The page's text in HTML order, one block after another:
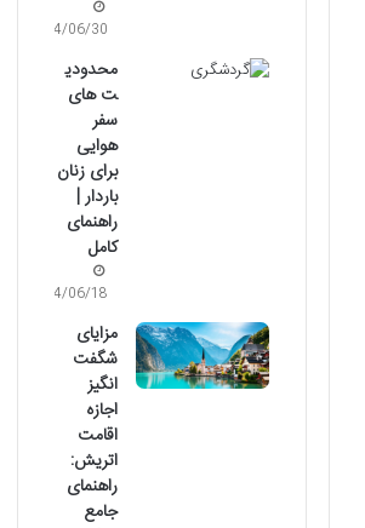
04/06/30
محدودی
ت های
سفر
هوایی
برای زنان
باردار |
راهنمای
کامل
04/06/18
مزایای
شگفت
انگیز
اجازه
اقامت
اتریش:
راهنمای
جامع